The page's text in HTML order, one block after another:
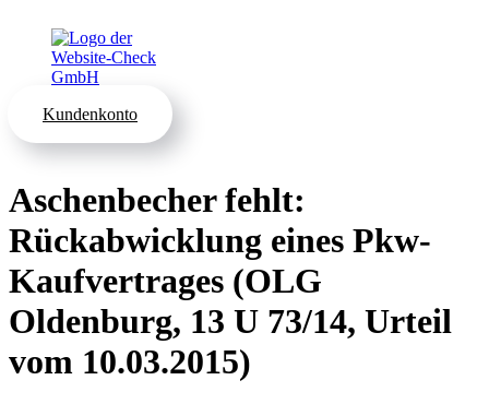
Kundenkonto
Aschenbecher fehlt:
Rückabwicklung eines Pkw-
Kaufvertrages (OLG
Oldenburg, 13 U 73/14, Urteil
vom 10.03.2015)